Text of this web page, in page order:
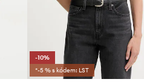
-10%
*-5 % s kódem: LST